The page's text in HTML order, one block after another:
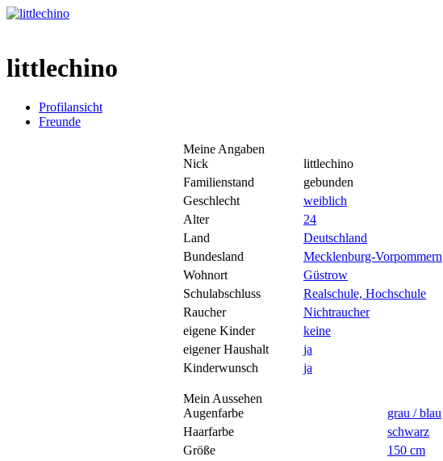
littlechino
Profilansicht
Freunde
Meine Angaben
Nick
littlechino
Familienstand
gebunden
Geschlecht
weiblich
Alter
24
Land
Deutschland
Bundesland
Mecklenburg-Vorpommern
Wohnort
Güstrow
Schulabschluss
Realschule, Hochschule
Raucher
Nichtraucher
eigene Kinder
keine
eigener Haushalt
ja
Kinderwunsch
ja
Mein Aussehen
Augenfarbe
grau / blau
Haarfarbe
schwarz
Größe
150 cm